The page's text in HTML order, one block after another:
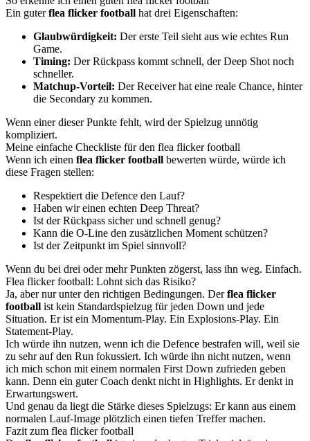
Ein guterflea flicker football hat drei Eigenschaften:
Glaubwürdigkeit: Der erste Teil sieht aus wie echtes Run
Game.
Timing: Der Rückpass kommt schnell, der Deep Shot noch
schneller.
Matchup-Vorteil: Der Receiver hat eine reale Chance, hinter
die Secondary zu kommen.
Wenn einer dieser Punkte fehlt, wird der Spielzug unnötig
kompliziert.
Meine einfache Checkliste für den flea flicker football
Wenn ich einen flea flicker football bewerten würde, würde ich
diese Fragen stellen:
Respektiert die Defence den Lauf?
Haben wir einen echten Deep Threat?
Ist der Rückpass sicher und schnell genug?
Kann die O-Line den zusätzlichen Moment schützen?
Ist der Zeitpunkt im Spiel sinnvoll?
Wenn du bei drei oder mehr Punkten zögerst, lass ihn weg. Einfach.
Flea flicker football: Lohnt sich das Risiko?
Ja, aber nur unter den richtigen Bedingungen. Derflea flicker
football ist kein Standardspielzug für jeden Down und jede
Situation. Er ist ein Momentum-Play. Ein Explosions-Play. Ein
Statement-Play.
Ich würde ihn nutzen, wenn ich die Defence bestrafen will, weil sie
zu sehr auf den Run fokussiert. Ich würde ihn nicht nutzen, wenn
ich mich schon mit einem normalen First Down zufrieden geben
kann. Denn ein guter Coach denkt nicht in Highlights. Er denkt in
Erwartungswert.
Und genau da liegt die Stärke dieses Spielzugs: Er kann aus einem
normalen Lauf-Image plötzlich einen tiefen Treffer machen.
Fazit zum flea flicker football